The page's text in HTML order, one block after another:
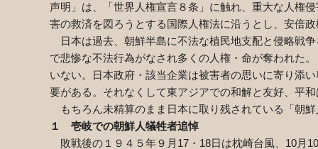
声明」は、「世界人権宣言８条」に触れ、重大な人権
害の救済を図ろうとする国際人権法に沿うとし、安倍
日本は過去、朝鮮半島に不法な植民地支配と侵略戦
で悲惨な不法行為がなされ多くの人権・命が奪われた
いない。日本政府・該当企業は被害者の思いに寄り添
要がある。それなくして東アジアでの和解と友好、平
もちろん未精算のまま日本に取り残されている「朝
１ 壱岐での朝鮮人犠牲者追悼
敗戦後の１９４５年９月 17 ・ 18日は枕崎台風、 10月 10